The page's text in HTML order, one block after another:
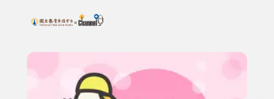
上方功能區塊
搜尋關鍵字：可輸入節目名稱、主持人或關鍵字